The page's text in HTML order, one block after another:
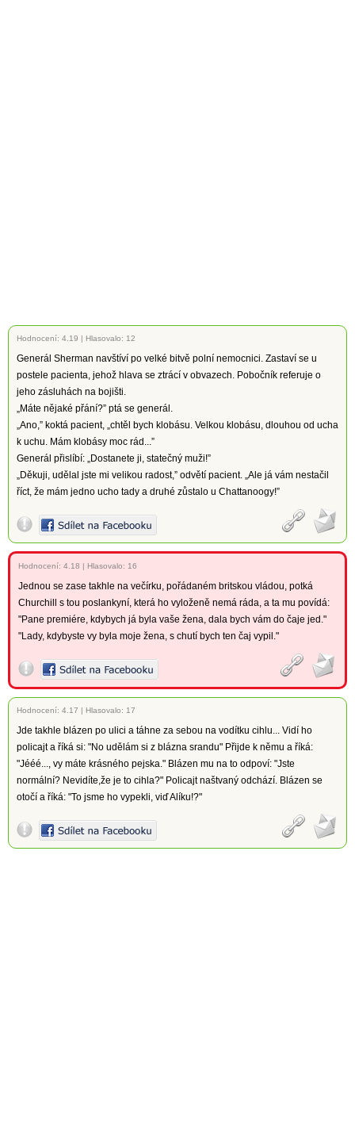
Hodnocení: 4.19 | Hlasovalo: 12
Generál Sherman navštíví po velké bitvě polní nemocnici. Zastaví se u
postele pacienta, jehož hlava se ztrácí v obvazech. Pobočník referuje o
jeho zásluhách na bojišti.
„Máte nějaké přání?” ptá se generál.
„Ano,” koktá pacient, „chtěl bych klobásu. Velkou klobásu, dlouhou od ucha
k uchu. Mám klobásy moc rád...”
Generál přislíbí: „Dostanete ji, statečný muži!”
„Děkuji, udělal jste mi velikou radost,” odvětí pacient. „Ale já vám nestačil
říct, že mám jedno ucho tady a druhé zůstalo u Chattanoogy!”
Hodnocení: 4.18 | Hlasovalo: 16
Jednou se zase takhle na večírku, pořádaném britskou vládou, potká
Churchill s tou poslankyní, která ho vyloženě nemá ráda, a ta mu povídá:
"Pane premiére, kdybych já byla vaše žena, dala bych vám do čaje jed."
"Lady, kdybyste vy byla moje žena, s chutí bych ten čaj vypil."
Hodnocení: 4.17 | Hlasovalo: 17
Jde takhle blázen po ulici a táhne za sebou na vodítku cihlu... Vidí ho
policajt a říká si: "No udělám si z blázna srandu" Přijde k němu a říká:
"Jééé..., vy máte krásného pejska." Blázen mu na to odpoví: "Jste
normální? Nevidíte,že je to cihla?" Policajt naštvaný odchází. Blázen se
otočí a říká: "To jsme ho vypekli, viď Alíku!?"